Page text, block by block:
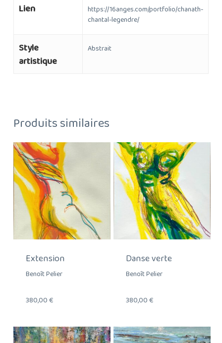
Lien
https://16anges.com/portfolio/chanath-
chantal-legendre/
Style
artistique
Abstrait
Produits similaires
Extension
Benoît Pelier
380,00€
Danse verte
Benoît Pelier
380,00€